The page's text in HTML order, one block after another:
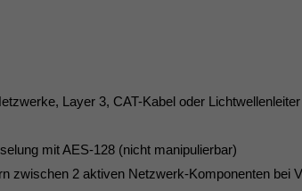
Layer 3, CAT-Kabel oder Lichtwellenleiter
mit AES-128 (nicht manipulierbar)
zwischen 2 aktiven Netzwerk-Komponenten bei